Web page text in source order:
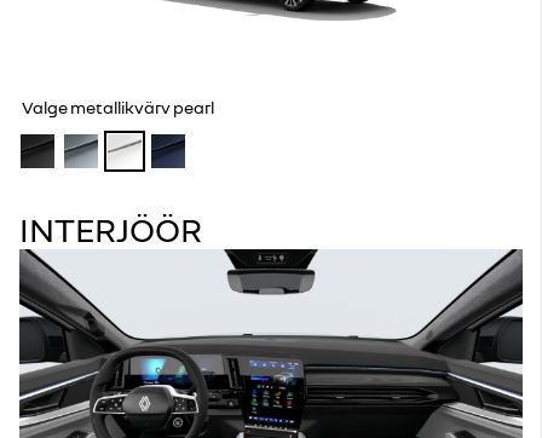
Valge metallikvärv pearl
INTERJÖÖR